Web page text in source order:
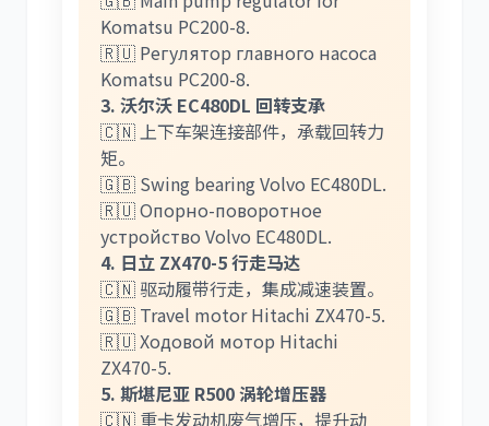
Komatsu PC200-8.
🇷🇺 Регулятор главного насоса
Komatsu PC200-8.
3. 沃尔沃 EC480DL 回转支承
🇨🇳 上下车架连接部件，承载回转力
矩。
🇬🇧 Swing bearing Volvo EC480DL.
🇷🇺 Опорно-поворотное
устройство Volvo EC480DL.
4. 日立 ZX470-5 行走马达
🇨🇳 驱动履带行走，集成减速装置。
🇬🇧 Travel motor Hitachi ZX470-5.
🇷🇺 Ходовой мотор Hitachi
ZX470-5.
5. 斯堪尼亚 R500 涡轮增压器
🇨🇳 重卡发动机废气增压，提升动